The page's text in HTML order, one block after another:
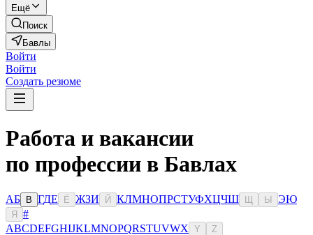
Ещё
Поиск
Бавлы
Войти
Войти
Создать резюме
Работа и вакансии
по профессии в Бавлах
АБ В ГДЕ Ё ЖЗИ Й КЛМНОПРСТУФХЦЧШ Ы ЭЮ
Я
#
ABCDEFGHIJKLMNOPQRSTUVWX Y Z